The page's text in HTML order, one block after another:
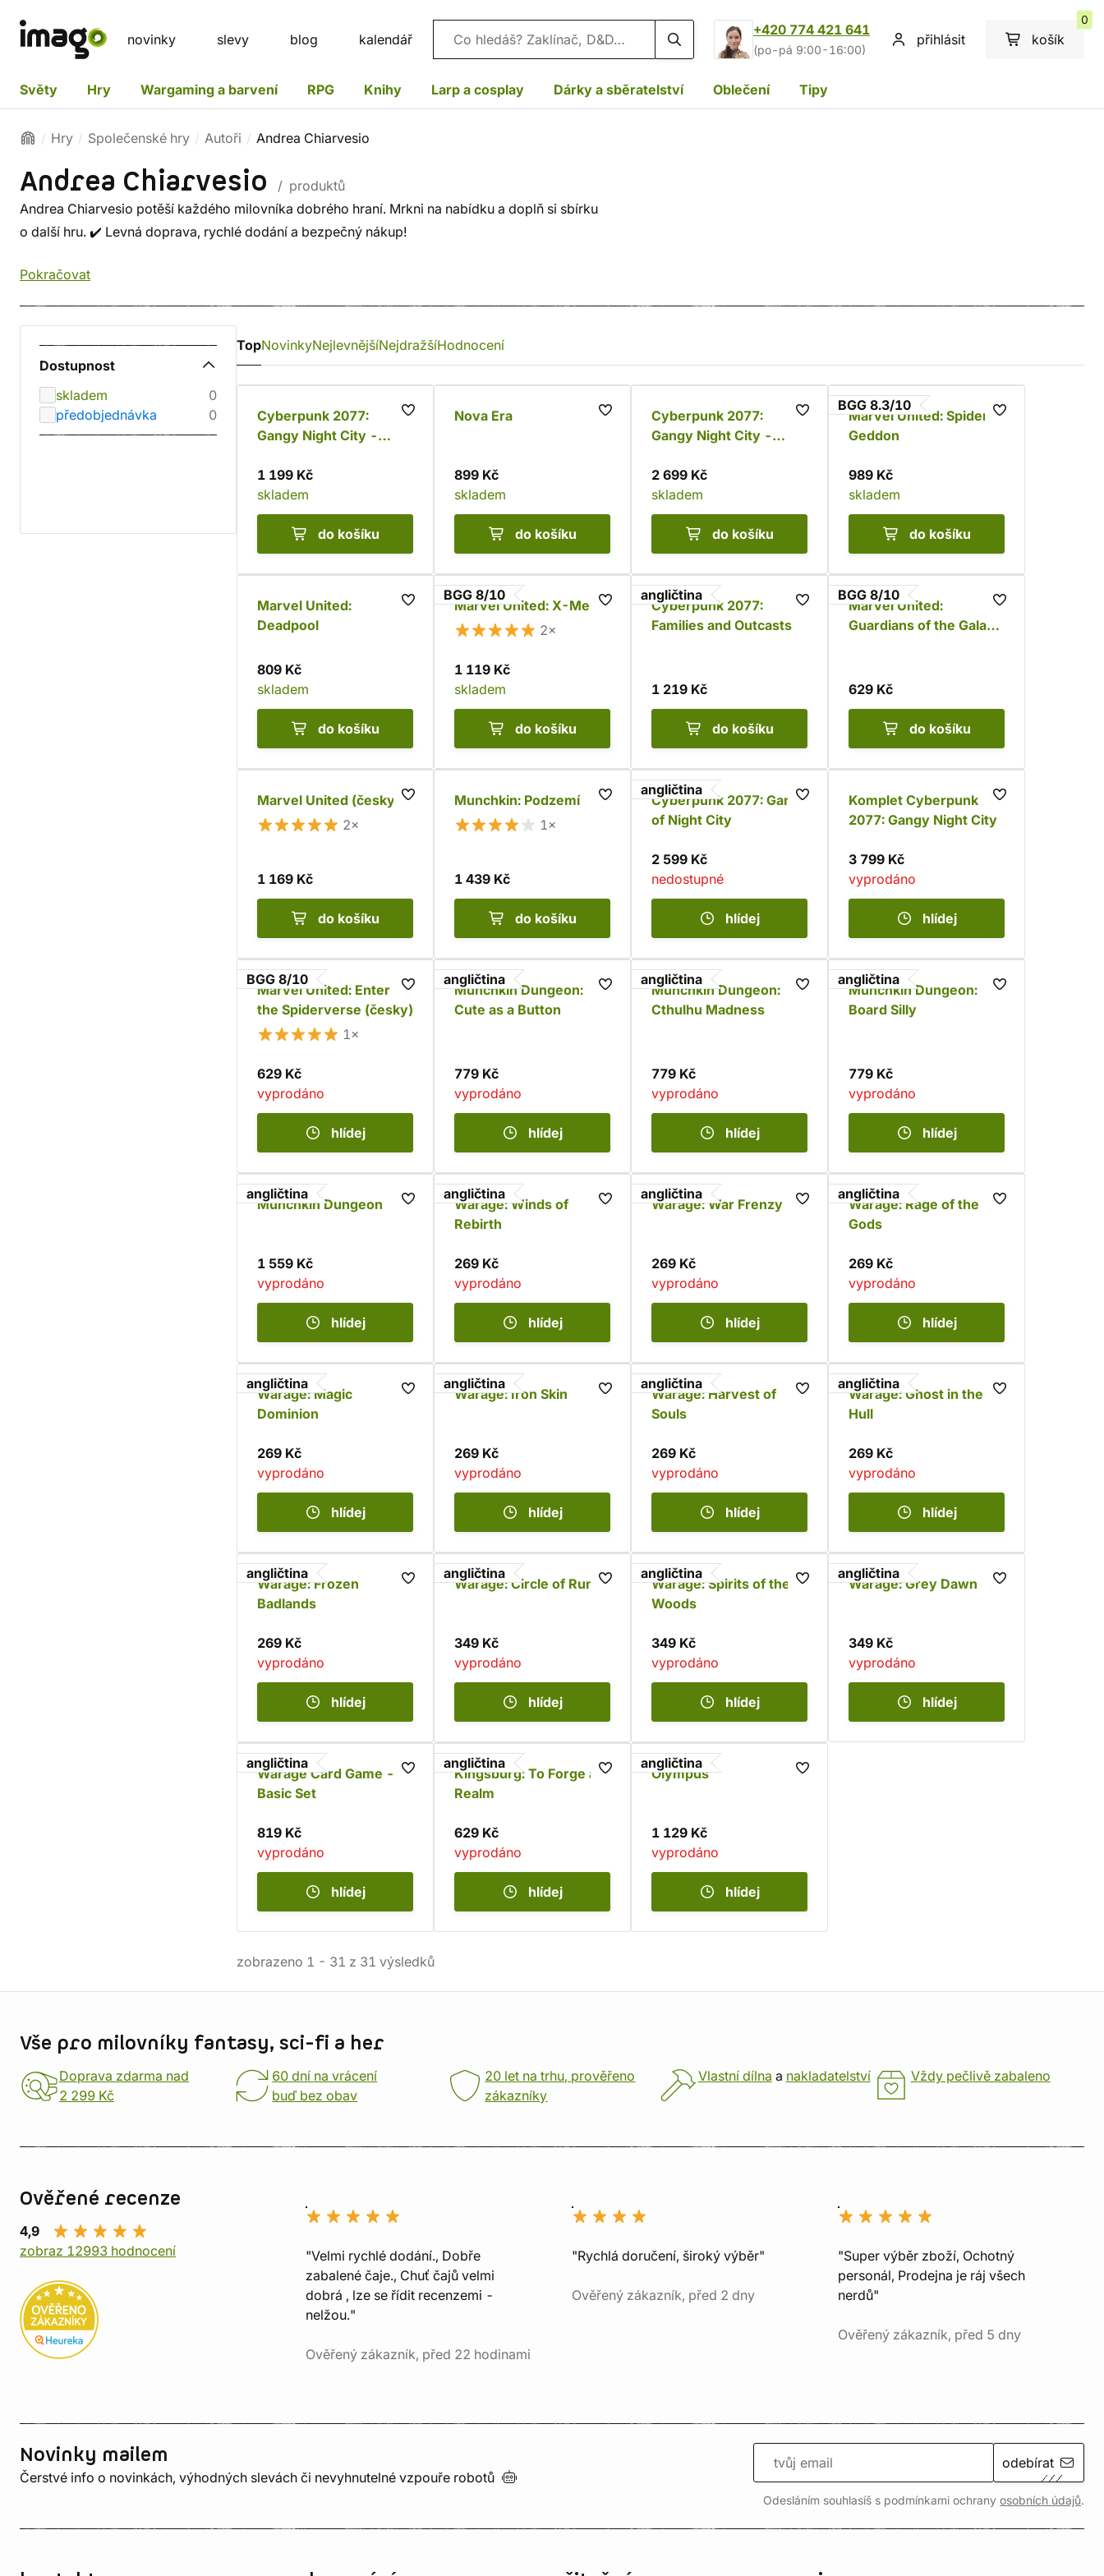
novinky slevy blog kalendář Vyhledávání
+420 774 421 641
(po-pá 9:00-16:00)
přihlásit košík
0
Světy Hry Wargaming a barvení RPG Knihy Larp a cosplay Dárky a sběratelství Oblečení Tipy
Hry Společenské hry Autoři Andrea Chiarvesio
Andrea Chiarvesio
/ produktů
Andrea Chiarvesio potěší každého milovníka dobrého hraní. Mrkni na nabídku a doplň si sbírku
o další hru. ✔️ Levná doprava, rychlé dodání a bezpečný nákup!
Pokračovat
Dostupnost
skladem
0
předobjednávka
0
TopNovinkyNejlevnějšíNejdražšíHodnocení
Cyberpunk 2077:
Gangy Night City -
psanci
1 199 Kč
skladem
do košíku
Nova Era
899 Kč
skladem
do košíku
Cyberpunk 2077:
Gangy Night City -
2 699 Kč
skladem
do košíku
BGG 8.3/10
Marvel United: Spider-
Geddon
989 Kč
skladem
do košíku
Marvel United:
Deadpool
809 Kč
skladem
do košíku
BGG 8/10
Marvel United: X-Men
2×
1 119 Kč
skladem
do košíku
angličtina
Cyberpunk 2077:
Families and Outcasts
1 219 Kč
do košíku
BGG 8/10
Marvel United:
Guardians of the Galaxy
629 Kč
do košíku
Marvel United (česky)
2×
1 169 Kč
do košíku
Munchkin: Podzemí
1×
1 439 Kč
do košíku
angličtina
Cyberpunk 2077: Gangs
of Night City
2 599 Kč
nedostupné
hlídej
Komplet Cyberpunk
2077: Gangy Night City
3 799 Kč
vyprodáno
hlídej
BGG 8/10
Marvel United: Enter
the Spiderverse (česky)
1×
629 Kč
vyprodáno
hlídej
angličtina
Munchkin Dungeon:
Cute as a Button
779 Kč
vyprodáno
hlídej
angličtina
Munchkin Dungeon:
Cthulhu Madness
779 Kč
vyprodáno
hlídej
angličtina
Munchkin Dungeon:
Board Silly
779 Kč
vyprodáno
hlídej
angličtina
Munchkin Dungeon
1 559 Kč
vyprodáno
hlídej
angličtina
Warage: Winds of
Rebirth
269 Kč
vyprodáno
hlídej
angličtina
Warage: War Frenzy
269 Kč
vyprodáno
hlídej
angličtina
Warage: Rage of the
Gods
269 Kč
vyprodáno
hlídej
angličtina
Warage: Magic
Dominion
269 Kč
vyprodáno
hlídej
angličtina
Warage: Iron Skin
269 Kč
vyprodáno
hlídej
angličtina
Warage: Harvest of
Souls
269 Kč
vyprodáno
hlídej
angličtina
Warage: Ghost in the
Hull
269 Kč
vyprodáno
hlídej
angličtina
Warage: Frozen
Badlands
269 Kč
vyprodáno
hlídej
angličtina
Warage: Circle of Runes
349 Kč
vyprodáno
hlídej
angličtina
Warage: Spirits of the
Woods
349 Kč
vyprodáno
hlídej
angličtina
Warage: Grey Dawn
349 Kč
vyprodáno
hlídej
angličtina
Warage Card Game -
Basic Set
819 Kč
vyprodáno
hlídej
angličtina
Kingsburg: To Forge a
Realm
629 Kč
vyprodáno
hlídej
angličtina
Olympus
1 129 Kč
vyprodáno
hlídej
zobrazeno 1 - 31 z 31 výsledků
Vše pro milovníky fantasy, sci-fi a her
Doprava zdarma nad
2 299 Kč
60 dní na vrácení
buď bez obav
20 let na trhu, prověřeno
zákazníky
Vlastní dílna a nakladatelství Vždy pečlivě zabaleno
Ověřené recenze
4,9
zobraz 12993 hodnocení
"Velmi rychlé dodání., Dobře
zabalené čaje., Chuť čajů velmi
dobrá , lze se řídit recenzemi -
nelžou."
Ověřený zákazník, před 22 hodinami
"Rychlá doručení, široký výběr"
Ověřený zákazník, před 2 dny
"Super výběr zboží, Ochotný
personál, Prodejna je ráj všech
nerdů"
Ověřený zákazník, před 5 dny
Novinky mailem
Čerstvé info o novinkách, výhodných slevách či nevyhnutelné vzpouře robotů
odebírat
Odesláním souhlasíš s podmínkami ochrany osobních údajů.